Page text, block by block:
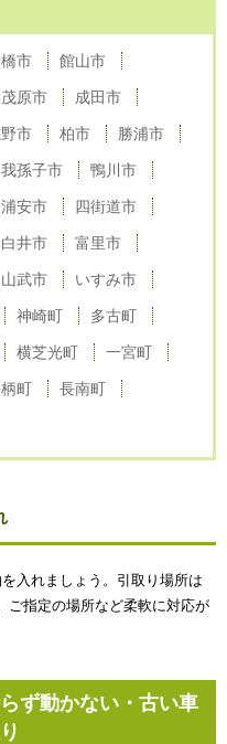
市 館山市
茂原市 成田市
市 柏市 勝浦市
我孫子市 鴨川市
浦安市 四街道市
白井市 富里市
山武市 いすみ市
神崎町 多古町
横芝光町 一宮町
町 長南町
入れましょう。引取り場所は
ご指定の場所など柔軟に対応が
ず動かない・古い車